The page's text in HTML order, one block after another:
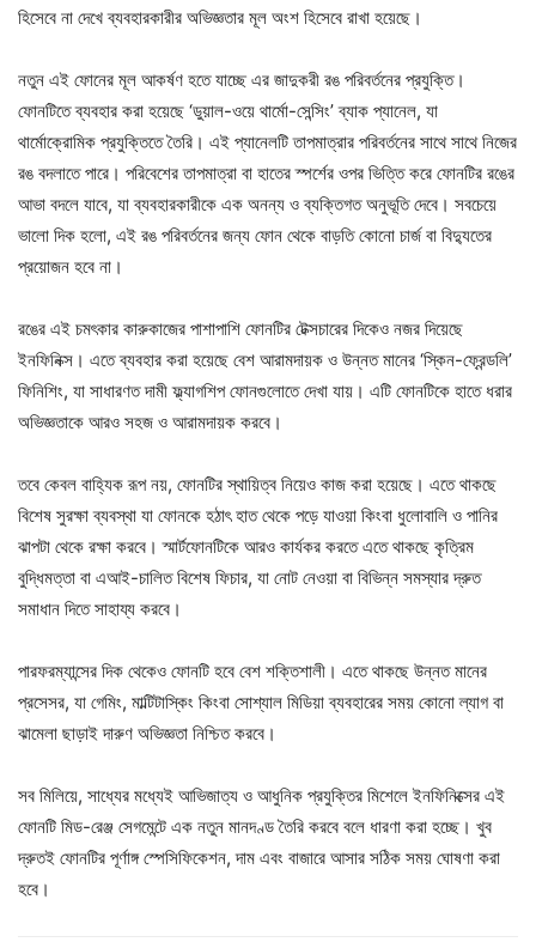
হিসেবে না দেখে ব্যবহারকারীর অভিজ্ঞতার মূল অংশ হিসেবে রাখা হয়েছে।
নতুন এই ফোনের মূল আকর্ষণ হতে যাচ্ছে এর জাদুকরী রঙ পরিবর্তনের প্রযুক্তি।
ফোনটিতে ব্যবহার করা হয়েছে ‘ডুয়াল-ওয়ে থার্মো-সেন্সিং’ ব্যাক প্যানেল, যা
থার্মোক্রোমিক প্রযুক্তিতে তৈরি। এই প্যানেলটি তাপমাত্রার পরিবর্তনের সাথে সাথে নিজের
রঙ বদলাতে পারে। পরিবেশের তাপমাত্রা বা হাতের স্পর্শের ওপর ভিত্তি করে ফোনটির রঙের
আভা বদলে যাবে, যা ব্যবহারকারীকে এক অনন্য ও ব্যক্তিগত অনুভূতি দেবে। সবচেয়ে
ভালো দিক হলো, এই রঙ পরিবর্তনের জন্য ফোন থেকে বাড়তি কোনো চার্জ বা বিদ্যুতের
প্রয়োজন হবে না।
রঙের এই চমৎকার কারুকাজের পাশাপাশি ফোনটির টেক্সচারের দিকেও নজর দিয়েছে
ইনফিনিক্স। এতে ব্যবহার করা হয়েছে বেশ আরামদায়ক ও উন্নত মানের ‘স্কিন-ফ্রেন্ডলি’
ফিনিশিং, যা সাধারণত দামী ফ্ল্যাগশিপ ফোনগুলোতে দেখা যায়। এটি ফোনটিকে হাতে ধরার
অভিজ্ঞতাকে আরও সহজ ও আরামদায়ক করবে।
তবে কেবল বাহ্যিক রূপ নয়, ফোনটির স্থায়িত্ব নিয়েও কাজ করা হয়েছে। এতে থাকছে
বিশেষ সুরক্ষা ব্যবস্থা যা ফোনকে হঠাৎ হাত থেকে পড়ে যাওয়া কিংবা ধুলোবালি ও পানির
ঝাপটা থেকে রক্ষা করবে। স্মার্টফোনটিকে আরও কার্যকর করতে এতে থাকছে কৃত্রিম
বুদ্ধিমত্তা বা এআই-চালিত বিশেষ ফিচার, যা নোট নেওয়া বা বিভিন্ন সমস্যার দ্রুত
সমাধান দিতে সাহায্য করবে।
পারফরম্যান্সের দিক থেকেও ফোনটি হবে বেশ শক্তিশালী। এতে থাকছে উন্নত মানের
প্রসেসর, যা গেমিং, মাল্টিটাস্কিং কিংবা সোশ্যাল মিডিয়া ব্যবহারের সময় কোনো ল্যাগ বা
ঝামেলা ছাড়াই দারুণ অভিজ্ঞতা নিশ্চিত করবে।
সব মিলিয়ে, সাধ্যের মধ্যেই আভিজাত্য ও আধুনিক প্রযুক্তির মিশেলে ইনফিনিক্সের এই
ফোনটি মিড-রেঞ্জ সেগমেন্টে এক নতুন মানদণ্ড তৈরি করবে বলে ধারণা করা হচ্ছে। খুব
দ্রুতই ফোনটির পূর্ণাঙ্গ স্পেসিফিকেশন, দাম এবং বাজারে আসার সঠিক সময় ঘোষণা করা
হবে।